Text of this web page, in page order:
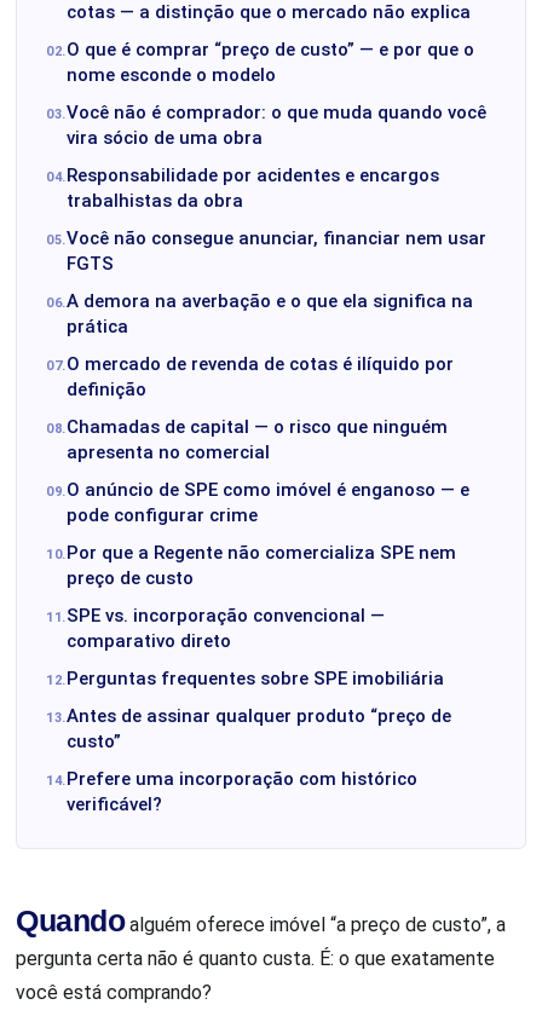
cotas — a distinção que o mercado não explica
O que é comprar “preço de custo” — e por que o
nome esconde o modelo
Você não é comprador: o que muda quando você
vira sócio de uma obra
Responsabilidade por acidentes e encargos
trabalhistas da obra
Você não consegue anunciar, financiar nem usar
FGTS
A demora na averbação e o que ela significa na
prática
O mercado de revenda de cotas é ilíquido por
definição
Chamadas de capital — o risco que ninguém
apresenta no comercial
O anúncio de SPE como imóvel é enganoso — e
pode configurar crime
Por que a Regente não comercializa SPE nem
preço de custo
SPE vs. incorporação convencional —
comparativo direto
Perguntas frequentes sobre SPE imobiliária
Antes de assinar qualquer produto “preço de
custo”
Prefere uma incorporação com histórico
verificável?
Quandoalguém oferece imóvel “a preço de custo”, a
pergunta certa não é quanto custa. É: o que exatamente
você está comprando?